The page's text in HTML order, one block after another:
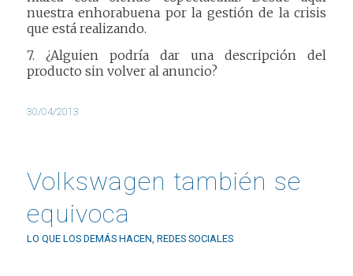
nuestra enhorabuena por la gestión de la crisis
que está realizando.
7. ¿Alguien podría dar una descripción del
producto sin volver al anuncio?
30/04/2013
Volkswagen también se
equivoca
LO QUE LOS DEMÁS HACEN REDES SOCIALES